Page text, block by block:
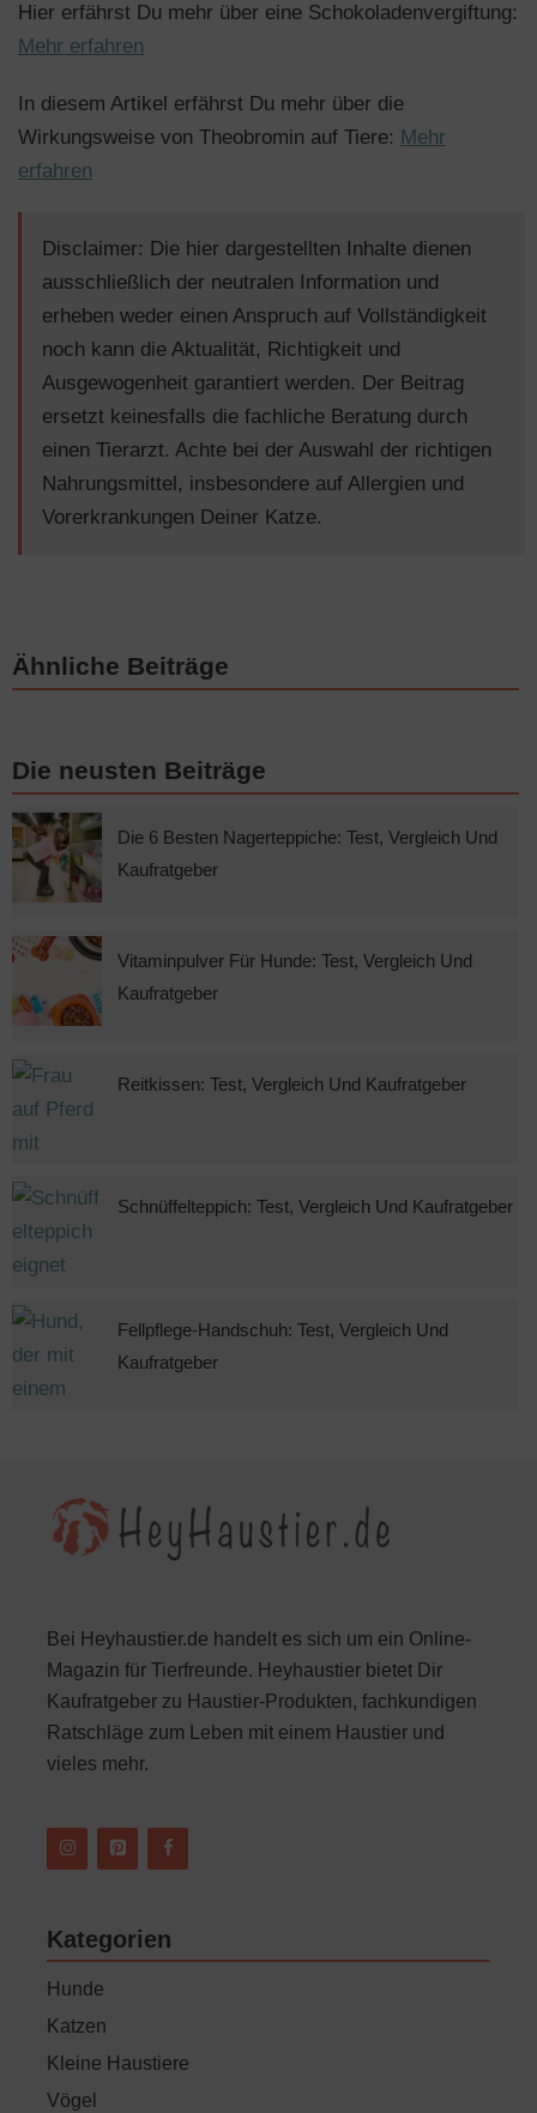
Hier erfährst Du mehr über eine Schokoladenvergiftung:
Mehr erfahren
In diesem Artikel erfährst Du mehr über die
Wirkungsweise von Theobromin auf Tiere: Mehr
erfahren
Disclaimer: Die hier dargestellten Inhalte dienen
ausschließlich der neutralen Information und
erheben weder einen Anspruch auf Vollständigkeit
noch kann die Aktualität, Richtigkeit und
Ausgewogenheit garantiert werden. Der Beitrag
ersetzt keinesfalls die fachliche Beratung durch
einen Tierarzt. Achte bei der Auswahl der richtigen
Nahrungsmittel, insbesondere auf Allergien und
Vorerkrankungen Deiner Katze.
Ähnliche Beiträge
Die neusten Beiträge
Die 6 Besten Nagerteppiche: Test, Vergleich Und
Kaufratgeber
Vitaminpulver Für Hunde: Test, Vergleich Und
Kaufratgeber
Reitkissen: Test, Vergleich Und Kaufratgeber
Schnüffelteppich: Test, Vergleich Und Kaufratgeber
Fellpflege-Handschuh: Test, Vergleich Und
Kaufratgeber
Bei Heyhaustier.de handelt es sich um ein Online-
Magazin für Tierfreunde. Heyhaustier bietet Dir
Kaufratgeber zu Haustier-Produkten, fachkundigen
Ratschläge zum Leben mit einem Haustier und
vieles mehr.
Kategorien
Hunde
Katzen
Kleine Haustiere
Vögel